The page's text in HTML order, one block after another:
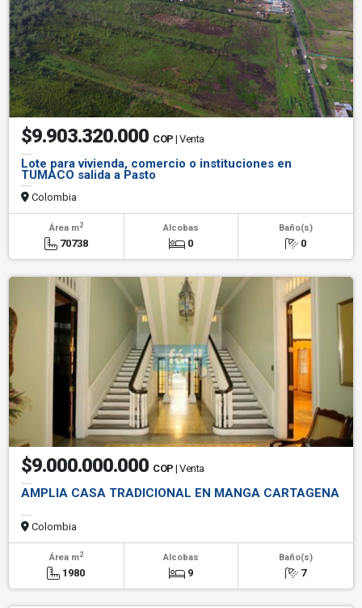
$9.903.320.000 COP | Venta
Lote para vivienda, comercio o instituciones en
TUMACO salida a Pasto
Colombia
Área m2
70738
Alcobas
0
Baño(s)
0
$9.000.000.000 COP | Venta
AMPLIA CASA TRADICIONAL EN MANGA CARTAGENA
Colombia
Área m2
1980
Alcobas
9
Baño(s)
7